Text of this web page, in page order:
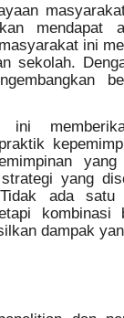
mendapat
ini
sekolah.
ini
yang
ada
dampak